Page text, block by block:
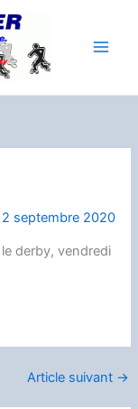
2 septembre 2020
le derby, vendredi
Article suivant →